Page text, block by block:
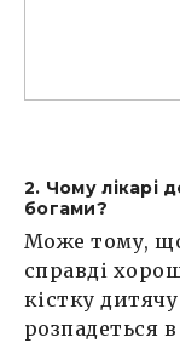
2. Чому лікарі
богами?
Може тому, що
справді
кістку
розпадеться